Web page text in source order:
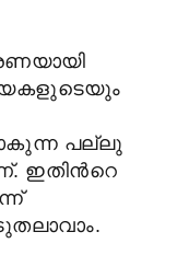
പല്ലു
ഇതിന്റെ